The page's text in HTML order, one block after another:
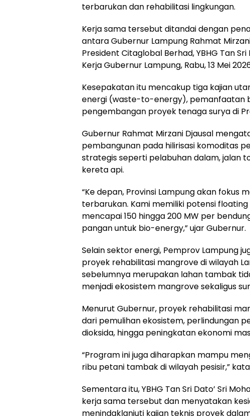
terbarukan dan rehabilitasi lingkungan.
Kerja sama tersebut ditandai dengan
antara Gubernur Lampung Rahmat
President Citaglobal Berhad, YBHG Tan
Kerja Gubernur Lampung, Rabu, 13 Mei
Kesepakatan itu mencakup tiga kajian
energi (waste-to-energy), pemanfaatan
pengembangan proyek tenaga surya di
Gubernur Rahmat Mirzani Djausal
pembangunan pada hilirisasi komoditas
strategis seperti pelabuhan dalam, jalan
kereta api.
“Ke depan, Provinsi Lampung akan fokus
terbarukan. Kami memiliki potensi
mencapai 150 hingga 200 MW per
pangan untuk bio-energy,” ujar Gubernur.
Selain sektor energi, Pemprov Lampung
proyek rehabilitasi mangrove di wilayah
sebelumnya merupakan lahan tambak
menjadi ekosistem mangrove sekaligus
Menurut Gubernur, proyek rehabilitasi
dari pemulihan ekosistem, perlindungan
dioksida, hingga peningkatan ekonomi
“Program ini juga diharapkan mampu
ribu petani tambak di wilayah pesisir,”
Sementara itu, YBHG Tan Sri Dato’ Sri
kerja sama tersebut dan menyatakan
menindaklanjuti kajian teknis proyek